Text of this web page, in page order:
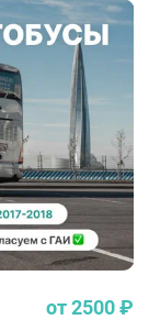
от 2500 ₽